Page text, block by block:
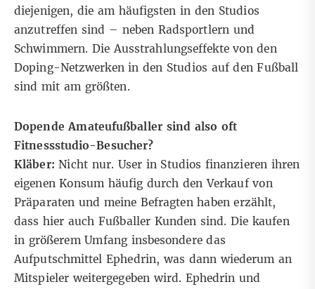
diejenigen, die am häufigsten in den Studios
anzutreffen sind – neben Radsportlern und
Schwimmern. Die Ausstrahlungseffekte von den
Doping-Netzwerken in den Studios auf den Fußball
sind mit am größten.
Dopende Amateufußballer sind also oft
Fitnessstudio-Besucher?
Kläber: Nicht nur. User in Studios finanzieren ihren
eigenen Konsum häufig durch den Verkauf von
Präparaten und meine Befragten haben erzählt,
dass hier auch Fußballer Kunden sind. Die kaufen
in größerem Umfang insbesondere das
Aufputschmittel Ephedrin, was dann wiederum an
Mitspieler weitergegeben wird. Ephedrin und